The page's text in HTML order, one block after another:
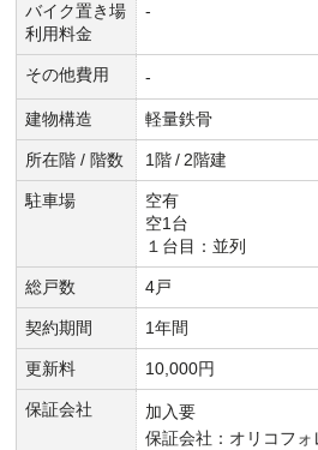
バイク置き場
利用料金
-
その他費用 -
建物構造 軽量鉄骨
所在階 / 階数 1階 / 2階建
駐車場
空有
空1台
１台目：並列
総戸数 4戸
契約期間 1年間
更新料 10,000円
保証会社
加入要
保証会社：オリコフ